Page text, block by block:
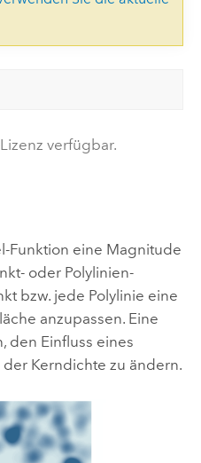
verfügbar.
Funktion eine Magnitude
oder Polylinien-
bzw. jede Polylinie eine
anzupassen. Eine
den Einfluss eines
Kerndichte zu ändern.